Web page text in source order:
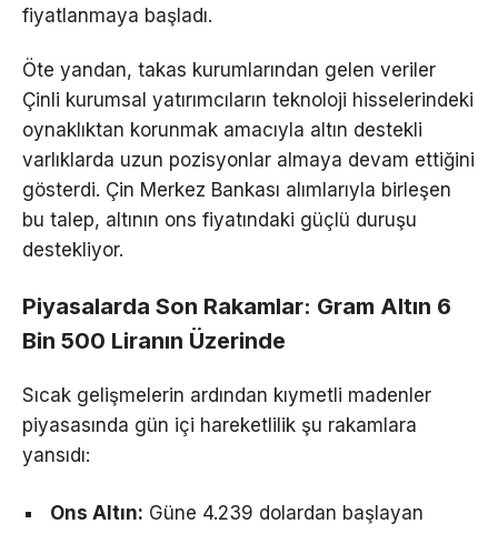
fiyatlanmaya başladı.
Öte yandan, takas kurumlarından gelen veriler
Çinli kurumsal yatırımcıların teknoloji hisselerindeki
oynaklıktan korunmak amacıyla altın destekli
varlıklarda uzun pozisyonlar almaya devam ettiğini
gösterdi. Çin Merkez Bankası alımlarıyla birleşen
bu talep, altının ons fiyatındaki güçlü duruşu
destekliyor.
Piyasalarda Son Rakamlar: Gram Altın 6
Bin 500 Liranın Üzerinde
Sıcak gelişmelerin ardından kıymetli madenler
piyasasında gün içi hareketlilik şu rakamlara
yansıdı:
Ons Altın: Güne 4.239 dolardan başlayan